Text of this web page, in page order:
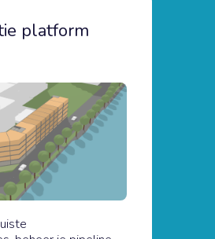
platform